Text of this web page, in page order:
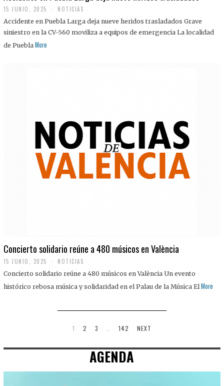
15 JUNIO, 2025 NOTICIAS
Accidente en Puebla Larga deja nueve heridos trasladados Grave
siniestro en la CV-560 moviliza a equipos de emergencia La localidad
de Puebla More
Concierto solidario reúne a 480 músicos en València
15 JUNIO, 2025 NOTICIAS
Concierto solidario reúne a 480 músicos en València Un evento
histórico rebosa música y solidaridad en el Palau de la Música El More
1 2 3 142 NEXT
AGENDA